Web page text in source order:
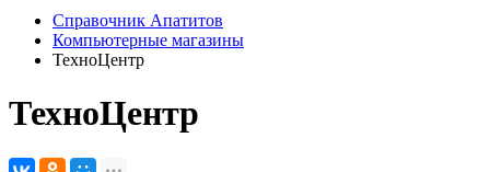
Справочник Апатитов
Компьютерные магазины
ТехноЦентр
ТехноЦентр